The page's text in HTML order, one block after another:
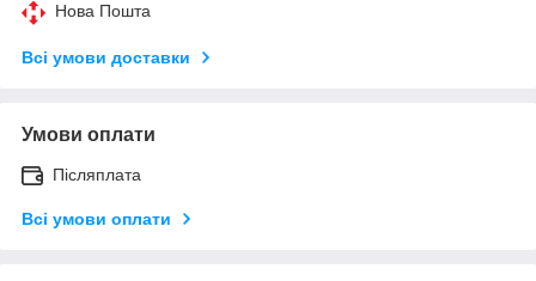
Нова Пошта
Всі умови доставки
Умови оплати
Післяплата
Всі умови оплати